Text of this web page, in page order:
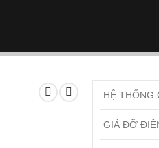
HỆ THỐNG
GIÁ ĐỠ